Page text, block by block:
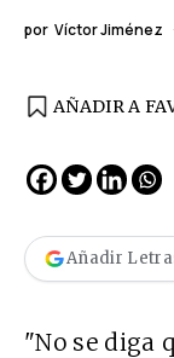
por Víctor Jiménez
AÑADIR A
Añadir
"No se diga